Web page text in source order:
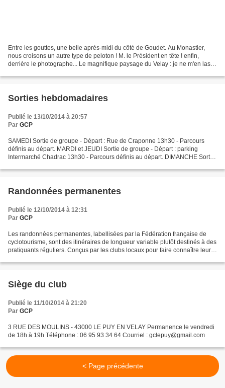
Entre les gouttes, une belle après-midi du côté de Goudet. Au Monastier,
nous croisons un autre type de peloton ! M. le Président en tête ! enfin,
derrière le photographe... Le magnifique paysage du Velay : je ne m'en lasse
Sorties hebdomadaires
Publié le 13/10/2014 à 20:57
Par GCP
SAMEDI Sortie de groupe - Départ : Rue de Craponne 13h30 - Parcours
définis au départ. MARDI et JEUDI Sortie de groupe - Départ : parking
Intermarché Chadrac 13h30 - Parcours définis au départ. DIMANCHE Sortie
Randonnées permanentes
Publié le 12/10/2014 à 12:31
Par GCP
Les randonnées permanentes, labellisées par la Fédération française de
cyclotourisme, sont des itinéraires de longueur variable plutôt destinés à des
pratiquants réguliers. Conçus par les clubs locaux pour faire connaître leur
Siège du club
Publié le 11/10/2014 à 21:20
Par GCP
3 RUE DES MOULINS - 43000 LE PUY EN VELAY Permanence le vendredi
de 18h à 19h Téléphone : 06 95 93 34 64 Courriel : gclepuy@gmail.com
< Page précédente